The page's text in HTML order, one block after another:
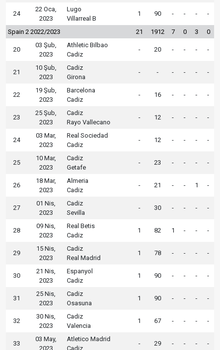
24
22 Oca,
2023
Lugo
Villarreal B
1 90 - - - -
Spain 2 2022/2023 21 1912 7 0 3 0
20
03 Şub,
2023
Athletic Bilbao
Cadiz
- 20 - - - -
21
10 Şub,
2023
Cadiz
Girona
- - - - - -
22
19 Şub,
2023
Barcelona
Cadiz
- 16 - - - -
23
25 Şub,
2023
Cadiz
Rayo Vallecano
- 12 - - - -
24
03 Mar,
2023
Real Sociedad
Cadiz
- 12 - - - -
25
10 Mar,
2023
Cadiz
Getafe
- 23 - - - -
26
18 Mar,
2023
Almeria
Cadiz
- 21 - - 1 -
27
01 Nis,
2023
Cadiz
Sevilla
- 30 - - - -
28
09 Nis,
2023
Real Betis
Cadiz
1 82 1 - - -
29
15 Nis,
2023
Cadiz
Real Madrid
1 78 - - - -
30
21 Nis,
2023
Espanyol
Cadiz
1 90 - - - -
31
25 Nis,
2023
Cadiz
Osasuna
1 90 - - - -
32
30 Nis,
2023
Cadiz
Valencia
1 67 - - - -
33
03 May,
2023
Atletico Madrid
Cadiz
- 29 - - - -